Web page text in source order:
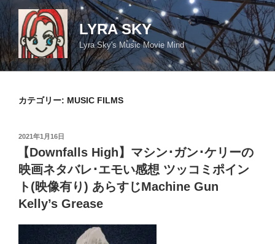
コ
ン
テ
ン
ツ
LYRA SKY
Lyra Sky's Music Movie Mind
カテゴリー: MUSIC FILMS
投
日:
2021年1月16日
【Downfalls High】マシン･ガン･ケリーの
映画ネタバレ･エモい感想 ツッコミポイン
ト(映像有り) あらすじMachine Gun
Kelly’s Grease